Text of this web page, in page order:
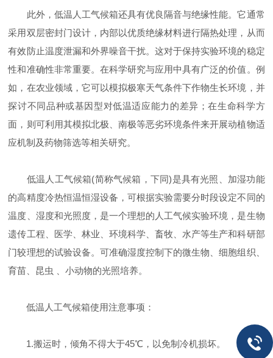
此外，低温人工气候箱还具有优良隔音与绝缘性能。它通常
采用双层密封门设计，内部以优质绝缘材料进行隔热处理，从而
有效防止温度泄漏和外界噪音干扰。这对于保持实验环境的稳定
性和准确性非常重要。在科学研究与应用中具有广泛的价值。例
如，在农业领域，它可以模拟极寒天气条件下作物生长环境，并
探讨不同品种或基因型对低温适应能力的差异；在生命科学方
面，则可利用其模拟北极、南极等恶劣环境条件来开展动植物适
应机制及药物筛选等相关研究。
低温人工气候箱(简称气候箱，下同)是具有光照、加湿功能
的高精度冷热恒温恒湿设备，可根据实验需要分时段设定不同的
温度、湿度和光照度，是一个理想的人工气候实验环境，是生物
遗传工程、医学、林业、环境科学、畜牧、水产等生产和科研部
门较理想的试验设备。可准确湿度控制下的微生物、细胞组织、
育苗、昆虫 、小动物的光照培养。
低温人工气候箱使用注意事项：
1.搬运时，倾角不得大于45℃，以免制冷机损坏。